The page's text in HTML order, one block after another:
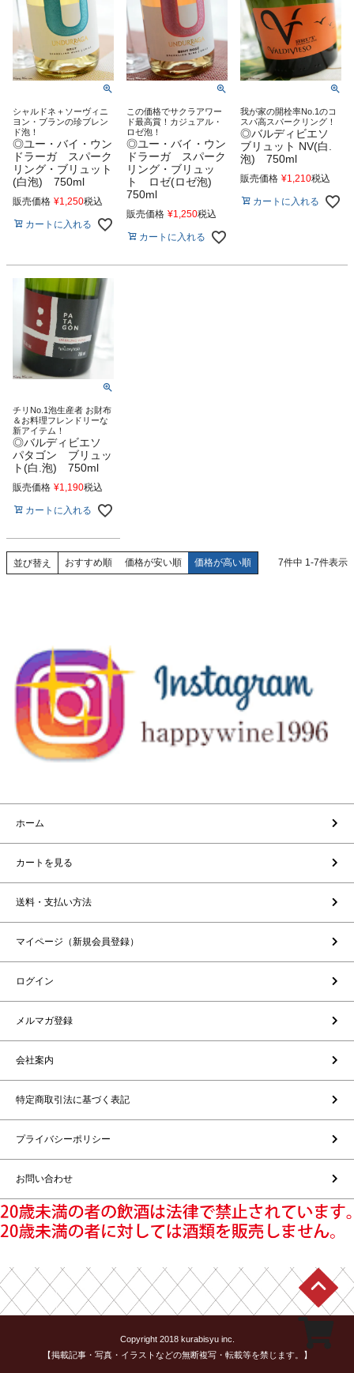
シャルドネ＋ソーヴィニ
ヨン・ブランの珍ブレン
ド泡！
◎ユー・バイ・ウン
ドラーガ スパーク
リング・ブリュット
(白泡) 750ml
販売価格 ¥1,250税込
カートに入れる
この価格でサクラアワー
ド最高賞！カジュアル・
ロゼ泡！
◎ユー・バイ・ウン
ドラーガ スパーク
リング・ブリュッ
ト ロゼ(ロゼ泡)
750ml
販売価格 ¥1,250税込
カートに入れる
我が家の開栓率No.1のコ
スパ高スパークリング！
◎バルディビエソ
ブリュット NV(白.
泡) 750ml
販売価格 ¥1,210税込
カートに入れる
チリNo.1泡生産者 お財布
＆お料理フレンドリーな
新アイテム！
◎バルディビエソ
パタゴン ブリュッ
ト(白.泡) 750ml
販売価格 ¥1,190税込
カートに入れる
並び替え おすすめ順 価格が安い順 価格が高い順 7件中 1-7件表示
ホーム
カートを見る
送料・支払い方法
マイページ（新規会員登録）
ログイン
メルマガ登録
会社案内
特定商取引法に基づく表記
プライバシーポリシー
お問い合わせ
Copyright 2018 kurabisyu inc.
【掲載記事・写真・イラストなどの無断複写・転載等を禁じます。】